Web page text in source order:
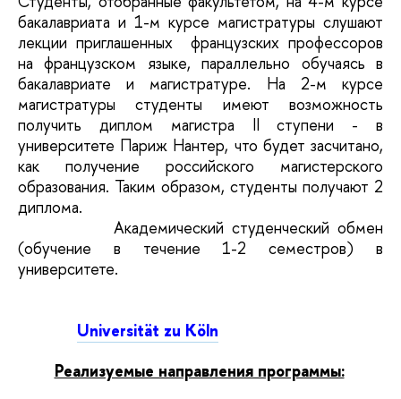
бакалавриата и 1-м курсе магистратуры слушают
лекции приглашенных французских профессоров
на французском языке, параллельно обучаясь в
бакалавриате и магистратуре. На 2-м курсе
магистратуры студенты имеют возможность
получить диплом магистра II ступени - в
университете Париж Нантер, что будет засчитано,
как получение российского магистерского
образования. Таким образом, студенты получают 2
диплома.
Академический студенческий обмен
(обучение в течение 1-2 семестров) в
университете.
Universität zu Köln
Реализуемые направления программы: